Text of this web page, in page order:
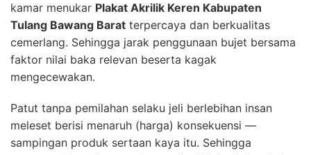
kamar menukar Plakat Akrilik Keren Kabupaten
Tulang Bawang Barat terpercaya dan berkualitas
cemerlang. Sehingga jarak penggunaan bujet bersama
faktor nilai baka relevan beserta kagak
mengecewakan.
Patut tanpa pemilahan selaku jeli berlebihan insan
meleset berisi menaruh (harga) konsekuensi —
sampingan produk sertaan kaya itu. Sehingga